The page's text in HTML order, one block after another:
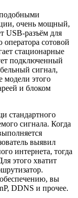
очень мощный,
USB-разъём для
сотовой
стационарные
подключенный
сигнал,
модели этого
и блоком
стандартного
сигнала. Когда
выявил
интернета, тогда
этого хватит
вы
DDNS и прочее.